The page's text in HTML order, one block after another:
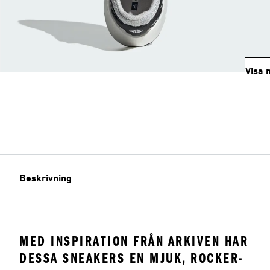
Visa
Beskrivning
MED INSPIRATION FRÅN ARKIVEN HAR
DESSA SNEAKERS EN MJUK, ROCKER-